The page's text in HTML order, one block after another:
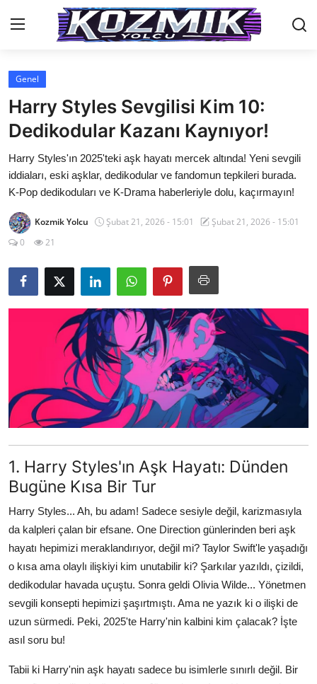
Anasayfa
Genel
İletişim
Anime Önerileri
Kore Dünyası
Anime Karakterleri
Anime
Dizi & Film
Genel
Harry Styles Sevgilisi Kim 10:
Dedikodular Kazanı Kaynıyor!
Harry Styles'ın 2025'teki aşk hayatı mercek altında! Yeni sevgili
iddiaları, eski aşklar, dedikodular ve fandomun tepkileri burada.
K-Pop dedikoduları ve K-Drama haberleriyle dolu, kaçırmayın!
Kozmik Yolcu Şubat 21, 2026 - 15:01
Şubat 21, 2026 - 15:01
0
21
1. Harry Styles'ın Aşk Hayatı: Dünden
Bugüne Kısa Bir Tur
Harry Styles... Ah, bu adam! Sadece sesiyle değil, karizmasıyla
da kalpleri çalan bir efsane. One Direction günlerinden beri aşk
hayatı hepimizi meraklandırıyor, değil mi? Taylor Swift'le yaşadığı
o kısa ama olaylı ilişkiyi kim unutabilir ki? Şarkılar yazıldı, çizildi,
dedikodular havada uçuştu. Sonra geldi Olivia Wilde... Yönetmen
sevgili konsepti hepimizi şaşırtmıştı. Ama ne yazık ki o ilişki de
uzun sürmedi. Peki, 2025'te Harry'nin kalbini kim çalacak? İşte
asıl soru bu!
Tabii ki Harry'nin aşk hayatı sadece bu isimlerle sınırlı değil. Bir